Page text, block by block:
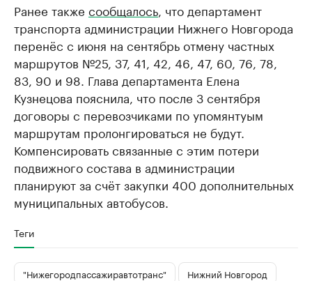
Ранее также сообщалось , что департамент
транспорта администрации Нижнего Новгорода
перенёс с июня на сентябрь отмену частных
маршрутов №25, 37, 41, 42, 46, 47, 60, 76, 78,
83, 90 и 98. Глава департамента Елена
Кузнецова пояснила, что после 3 сентября
договоры с перевозчиками по упомянтуым
маршрутам пролонгироваться не будут.
Компенсировать связанные с этим потери
подвижного состава в администрации
планируют за счёт закупки 400 дополнительных
муниципальных автобусов.
Теги
"Нижегородпассажиравтотранс"
Нижний Новгород